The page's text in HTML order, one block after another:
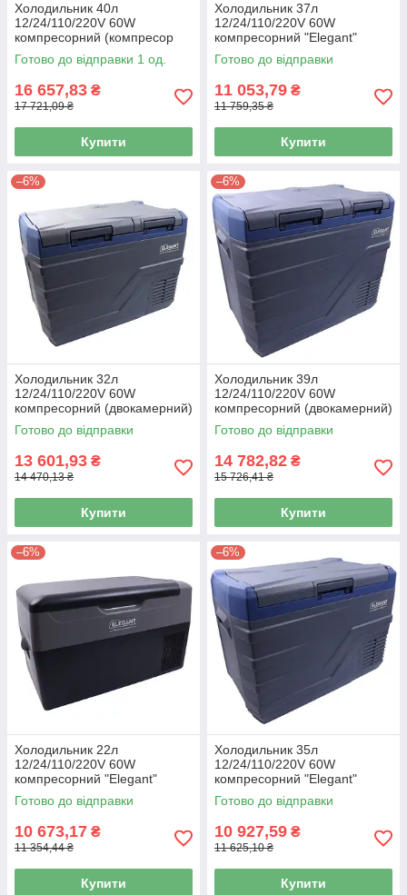
Холодильник 40л
12/24/110/220V 60W
компресорний (компресор
LG) "Brevia" 22425
Готово до відправки 1 од.
16 657,83 ₴
17 721,09 ₴
Купити
Холодильник 37л
12/24/110/220V 60W
компресорний "Elegant"
150104
Готово до відправки
11 053,79 ₴
11 759,35 ₴
Купити
–6%
Холодильник 32л
12/24/110/220V 60W
компресорний (двокамерний)
"Elegant" 150100
Готово до відправки
13 601,93 ₴
14 470,13 ₴
Купити
–6%
Холодильник 39л
12/24/110/220V 60W
компресорний (двокамерний)
"Elegant" 150101
Готово до відправки
14 782,82 ₴
15 726,41 ₴
Купити
–6%
Холодильник 22л
12/24/110/220V 60W
компресорний "Elegant"
150102
Готово до відправки
10 673,17 ₴
11 354,44 ₴
Купити
–6%
Холодильник 35л
12/24/110/220V 60W
компресорний "Elegant"
150103
Готово до відправки
10 927,59 ₴
11 625,10 ₴
Купити